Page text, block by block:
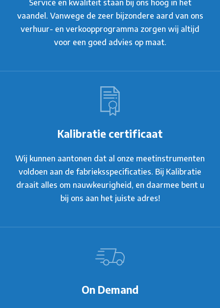
Service en kwaliteit staan bij ons hoog in het
vaandel. Vanwege de zeer bijzondere aard van ons
verhuur- en verkoopprogramma zorgen wij altijd
voor een goed advies op maat.
Kalibratie certificaat
Wij kunnen aantonen dat al onze meetinstrumenten
voldoen aan de fabrieksspecificaties. Bij Kalibratie
draait alles om nauwkeurigheid, en daarmee bent u
bij ons aan het juiste adres!
On Demand